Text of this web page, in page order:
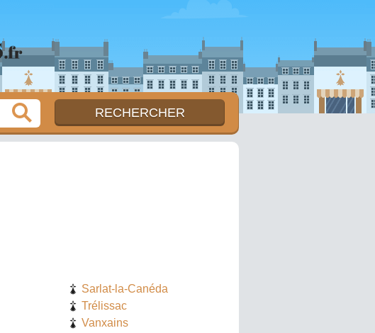
Sarlat-la-Canéda
Trélissac
Vanxains